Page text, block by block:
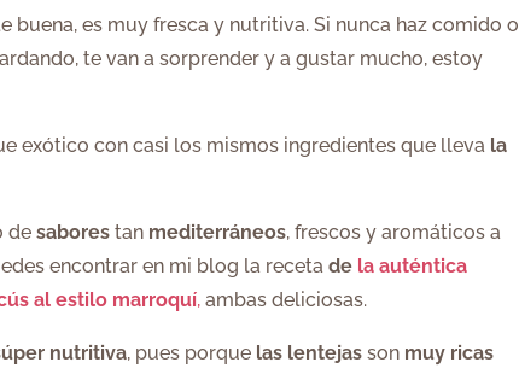
buena, es muy fresca y nutritiva. Si nunca haz comido o
te van a sorprender y a gustar mucho, estoy
exótico con casi los mismos ingredientes que lleva la
desabores tan mediterráneos, frescos y aromáticos a
encontrar en mi blog la receta de la auténtica
al estilo marroquí, ambas deliciosas.
nutritiva, pues porque las lentejas son muy ricas